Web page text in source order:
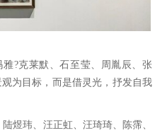
?克莱默、石至莹、周胤辰、张
为目标，而是借灵光，抒发自我
煜玮、汪正虹、汪琦琦、陈霈、